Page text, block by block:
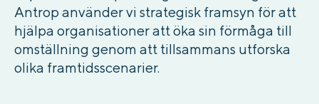
Antrop använder vi strategisk framsyn för att
hjälpa organisationer att öka sin förmåga till
omställning genom att tillsammans utforska
olika framtidsscenarier.